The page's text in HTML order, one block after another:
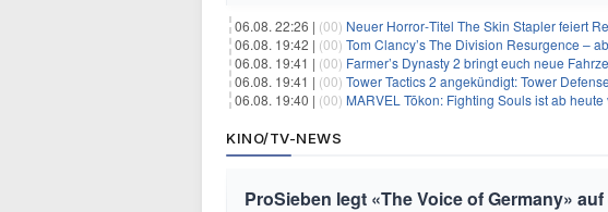
06.08. 22:26 | (00) Neuer Horror‑Titel The Skin Stapler feiert
06.08. 19:42 | (00) Tom Clancy’s The Division Resurgence –
06.08. 19:41 | (00) Farmer’s Dynasty 2 bringt euch neue
06.08. 19:41 | (00) Tower Tactics 2 angekündigt: Tower
06.08. 19:40 | (00) MARVEL Tōkon: Fighting Souls ist ab
KINO/TV-NEWS
ProSieben legt «The Voice of Germany»